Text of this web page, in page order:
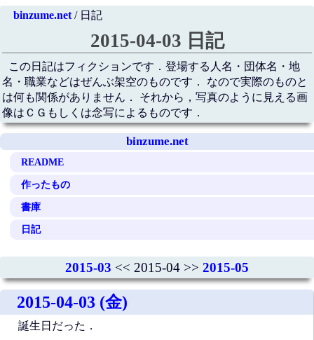
binzume.net/ 日記
2015-04-03 日記
この日記はフィクションです．登場する人名・団体名・地
名・職業などはぜんぶ架空のものです． なので実際のものと
は何も関係がありません． それから，写真のように見える画
像はＣＧもしくは念写によるものです．
binzume.net
README
作ったもの
書庫
日記
2015-03 << 2015-04 >> 2015-05
2015-04-03 (金)
誕生日だった．